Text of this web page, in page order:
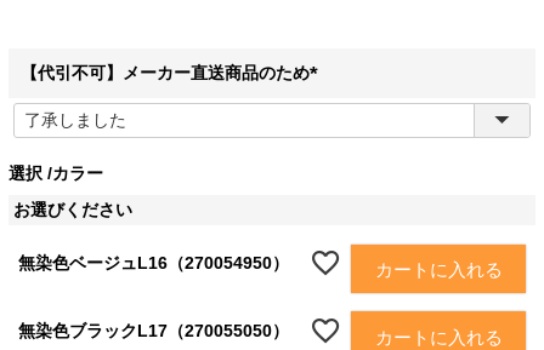
【代引不可】メーカー直送商品のため
(
選択
カラー
お選びください
無染色ベージュL16（270054950） カートに入れる
無染色ブラックL17（270055050） カートに入れる